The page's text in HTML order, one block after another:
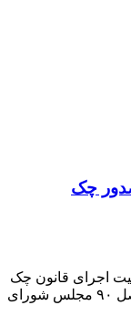
چک
آخرین وضعیت اجرای قانون چک
و با حضورنصرالله پژمانفر، رئیس کمیسیون اصل ۹۰ مجلس شورای